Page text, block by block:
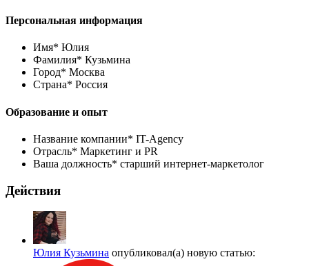
Персональная информация
Имя* Юлия
Фамилия* Кузьмина
Город* Москва
Страна* Россия
Образование и опыт
Название компании* IT-Agency
Отрасль* Маркетинг и PR
Ваша должность* старший интернет-маркетолог
Действия
Юлия Кузьмина опубликовал(а) новую статью: